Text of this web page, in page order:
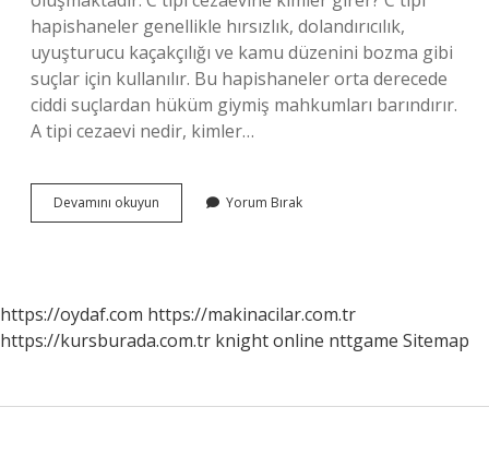
hapishaneler genellikle hırsızlık, dolandırıcılık,
uyuşturucu kaçakçılığı ve kamu düzenini bozma gibi
suçlar için kullanılır. Bu hapishaneler orta derecede
ciddi suçlardan hüküm giymiş mahkumları barındırır.
A tipi cezaevi nedir, kimler…
Devamını okuyun
Tipi
Yorum Bırak
https://oydaf.com https://makinacilar.com.tr
https://kursburada.com.tr knight online nttgame Sitemap